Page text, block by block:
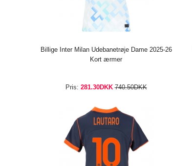
Billige Inter Milan Udebanetrøje Dame 2025-26
Kort ærmer
Pris: 281.30DKK 740.50DKK